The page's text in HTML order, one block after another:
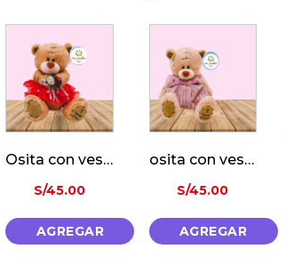
Osita con vestido rojo
S/45.00
AGREGAR
osita con vestido
S/45.00
AGREGAR